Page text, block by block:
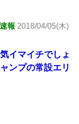
報 2018/04/05(木)
イマイチでしょ
ンプの常設エリ